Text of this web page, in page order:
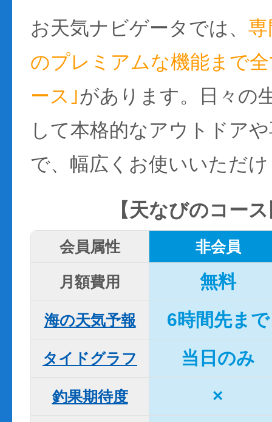
お天気ナビゲータでは、
のプレミアムな機能まで
ース｣があります。日々の
して本格的なアウトドア
で、幅広くお使いいただ
【天なびのコー
会員属性 非会員
月額費用 無料
海の天気予報 6時間先まで
タイドグラフ 当日のみ
釣果期待度 ×